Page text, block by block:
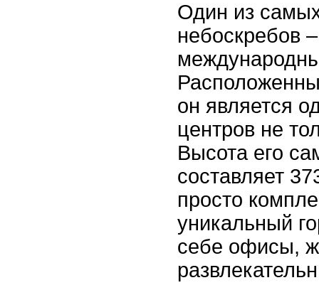
Один из
небоскребов
он является
центров не
Высота его
составляет
просто
уникальный
себе офисы,